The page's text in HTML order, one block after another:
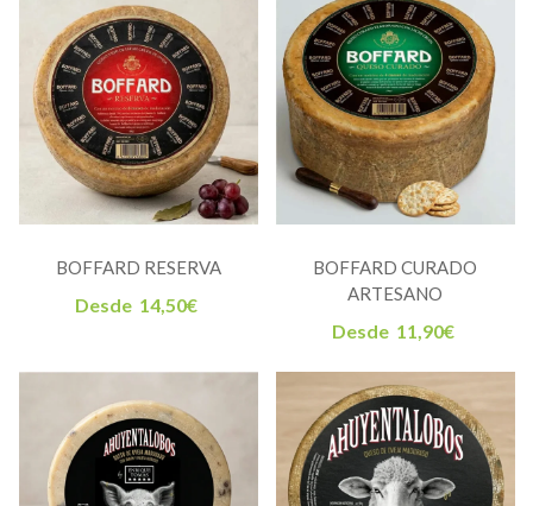
BOFFARD RESERVA
Desde 14,50€
BOFFARD CURADO
ARTESANO
Desde 11,90€